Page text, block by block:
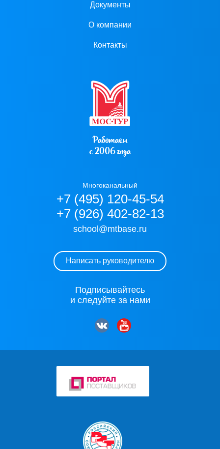
Документы
О компании
Контакты
Работаем
с 2006 года
Многоканальный
+7 (495) 120-45-54
+7 (926) 402-82-13
school@mtbase.ru
Написать руководителю
Подписывайтесь
и следуйте за нами